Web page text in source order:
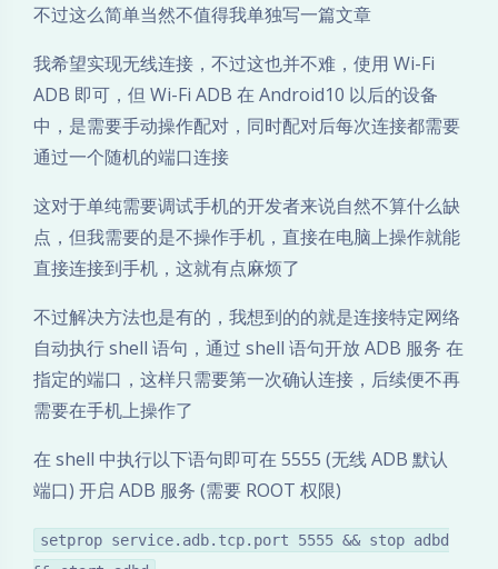
不过这么简单当然不值得我单独写一篇文章
我希望实现无线连接，不过这也并不难，使用 Wi-Fi
ADB 即可，但 Wi-Fi ADB 在 Android10 以后的设备
中，是需要手动操作配对，同时配对后每次连接都需要
通过一个随机的端口连接
这对于单纯需要调试手机的开发者来说自然不算什么缺
点，但我需要的是不操作手机，直接在电脑上操作就能
直接连接到手机，这就有点麻烦了
不过解决方法也是有的，我想到的的就是连接特定网络
自动执行 shell 语句，通过 shell 语句开放 ADB 服务 在
指定的端口，这样只需要第一次确认连接，后续便不再
需要在手机上操作了
在 shell 中执行以下语句即可在 5555 (无线 ADB 默认
端口) 开启 ADB 服务 (需要 ROOT 权限)
setprop service.adb.tcp.port 5555 && stop adbd